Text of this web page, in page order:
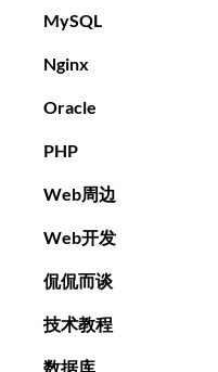
MySQL
Nginx
Oracle
PHP
Web周边
Web开发
侃侃而谈
技术教程
数据库